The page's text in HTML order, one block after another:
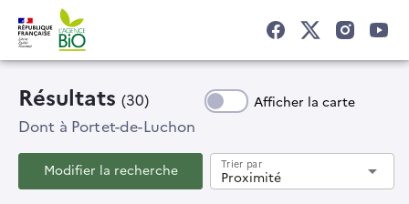
Résultats (30) Afficher la carte
Dont à Portet-de-Luchon
Modifier la recherche Proximité
Trier par arrow_drop_down